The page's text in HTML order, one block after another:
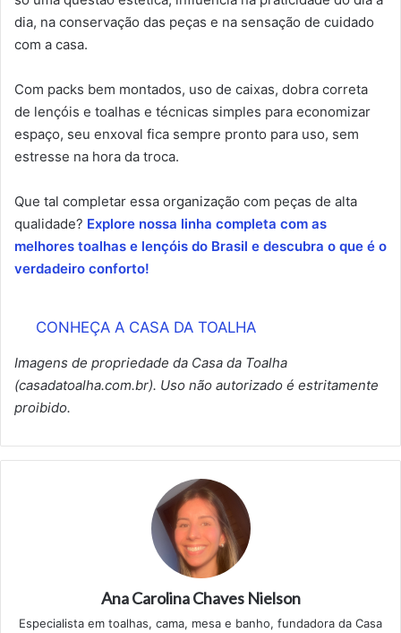
dia, na conservação das peças e na sensação de cuidado
com a casa.
Com packs bem montados, uso de caixas, dobra correta
de lençóis e toalhas e técnicas simples para economizar
espaço, seu enxoval fica sempre pronto para uso, sem
estresse na hora da troca.
Que tal completar essa organização com peças de alta
qualidade? Explore nossa linha completa com as
melhores toalhas e lençóis do Brasil e descubra o que é o
verdadeiro conforto!
CONHEÇA A CASA DA TOALHA
Imagens de propriedade da Casa da Toalha
(casadatoalha.com.br). Uso não autorizado é estritamente
proibido.
Ana Carolina Chaves Nielson
Especialista em toalhas, cama, mesa e banho, fundadora da Casa